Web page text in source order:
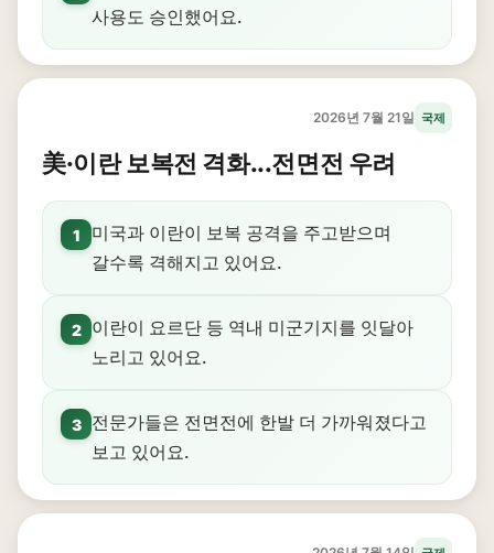
사용도 승인했어요.
2026년 7월 21일 국제
美·이란 보복전 격화...전면전 우려
1
미국과 이란이 보복 공격을 주고받으며
갈수록 격해지고 있어요.
2
이란이 요르단 등 역내 미군기지를 잇달아
노리고 있어요.
3
전문가들은 전면전에 한발 더 가까워졌다고
보고 있어요.